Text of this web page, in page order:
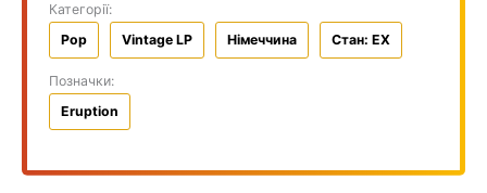
Категорії:
Pop
Vintage LP Німеччина Стан: EX
Позначки:
Eruption